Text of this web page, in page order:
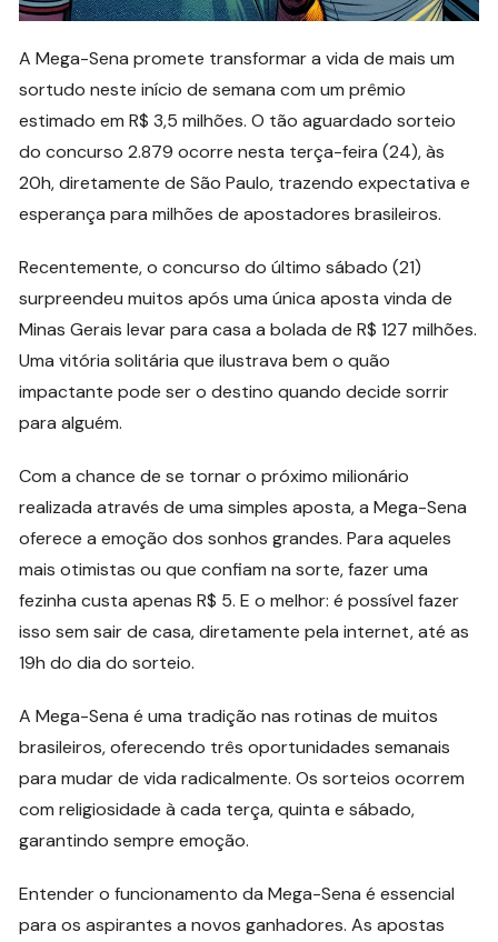
A Mega-Sena promete transformar a vida de mais um
sortudo neste início de semana com um prêmio
estimado em R$ 3,5 milhões. O tão aguardado sorteio
do concurso 2.879 ocorre nesta terça-feira (24), às
20h, diretamente de São Paulo, trazendo expectativa e
esperança para milhões de apostadores brasileiros.
Recentemente, o concurso do último sábado (21)
surpreendeu muitos após uma única aposta vinda de
Minas Gerais levar para casa a bolada de R$ 127 milhões.
Uma vitória solitária que ilustrava bem o quão
impactante pode ser o destino quando decide sorrir
para alguém.
Com a chance de se tornar o próximo milionário
realizada através de uma simples aposta, a Mega-Sena
oferece a emoção dos sonhos grandes. Para aqueles
mais otimistas ou que confiam na sorte, fazer uma
fezinha custa apenas R$ 5. E o melhor: é possível fazer
isso sem sair de casa, diretamente pela internet, até as
19h do dia do sorteio.
A Mega-Sena é uma tradição nas rotinas de muitos
brasileiros, oferecendo três oportunidades semanais
para mudar de vida radicalmente. Os sorteios ocorrem
com religiosidade à cada terça, quinta e sábado,
garantindo sempre emoção.
Entender o funcionamento da Mega-Sena é essencial
para os aspirantes a novos ganhadores. As apostas